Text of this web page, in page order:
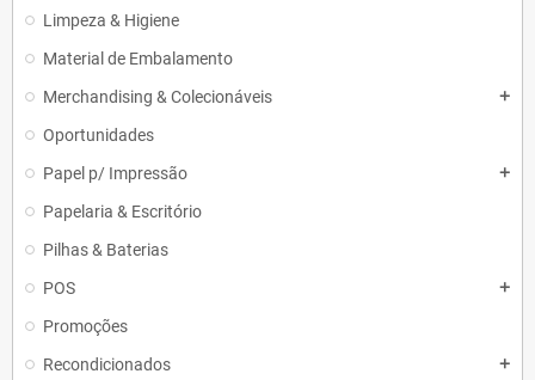
Limpeza & Higiene
Material de Embalamento
Merchandising & Colecionáveis
add
Oportunidades
Papel p/ Impressão
add
Papelaria & Escritório
Pilhas & Baterias
POS
add
Promoções
Recondicionados
add